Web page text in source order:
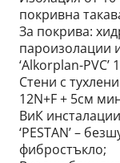
покривна
За покрива:
пароизолации
‘Alkorplan-PVC’
Стени с тухлени
12N+F + 5см
ВиК инсталации
‘PESTAN’ –
фибростъкло;